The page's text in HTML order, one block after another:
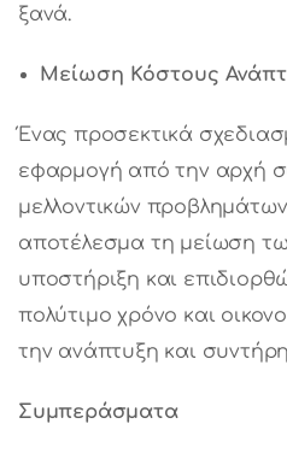
ξανά.
Μείωση Κόστους
Ένας προσεκτικά
εφαρμογή από την αρχή
μελλοντικών
αποτέλεσμα τη μείωση
υποστήριξη και
πολύτιμο χρόνο και
την ανάπτυξη και
Συμπεράσματα